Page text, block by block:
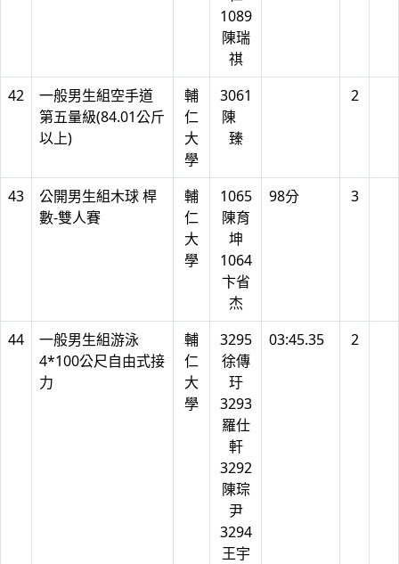
1089
陳瑞
祺
42
一般男生組空手道
第五量級(84.01公斤
以上)
輔
仁
大
學
3061
陳
臻
2
43
公開男生組木球 桿
數-雙人賽
輔
仁
大
學
1065
陳育
坤
1064
卞省
杰
98分 3
44
一般男生組游泳
4*100公尺自由式接
力
輔
仁
大
學
3295
徐傳
玗
3293
羅仕
軒
3292
陳琮
尹
3294
王宇
03:45.35 2